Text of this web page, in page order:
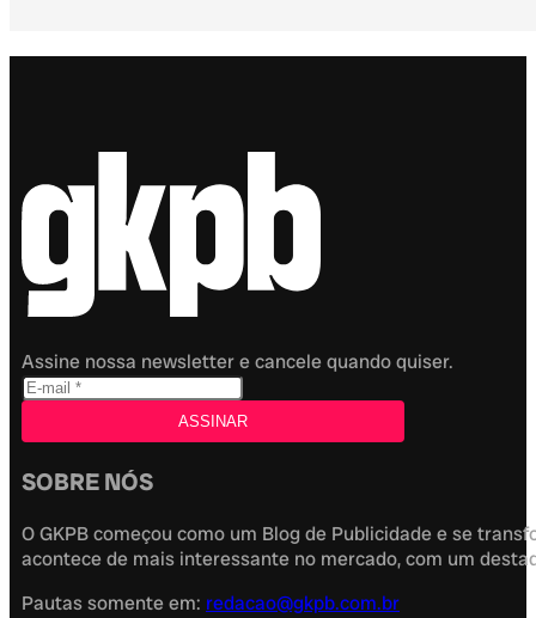
Assine nossa newsletter e cancele quando quiser.
SOBRE NÓS
O GKPB começou como um Blog de Publicidade e se
acontece de mais interessante no mercado, com um
Pautas somente em: redacao@gkpb.com.br